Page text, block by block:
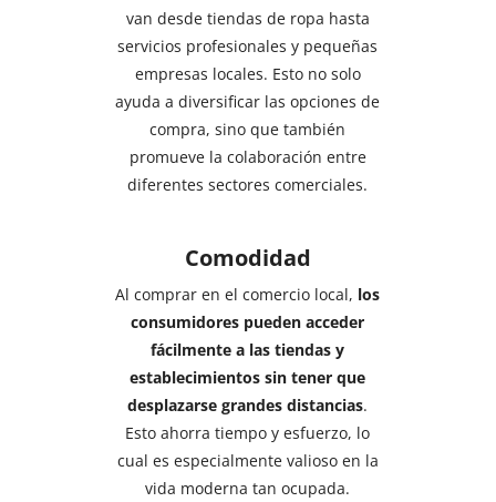
van desde tiendas de ropa hasta
servicios profesionales y pequeñas
empresas locales. Esto no solo
ayuda a diversificar las opciones de
compra, sino que también
promueve la colaboración entre
diferentes sectores comerciales.
Comodidad
Al comprar en el comercio local, los
consumidores pueden acceder
fácilmente a las tiendas y
establecimientos sin tener que
desplazarse grandes distancias.
Esto ahorra tiempo y esfuerzo, lo
cual es especialmente valioso en la
vida moderna tan ocupada.